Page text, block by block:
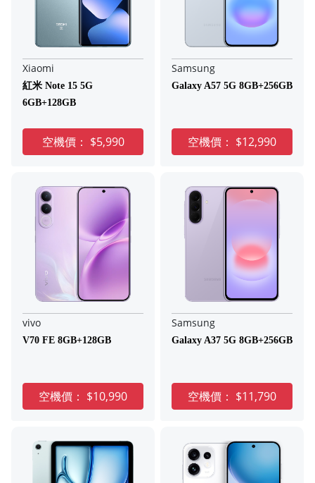
Xiaomi
紅米 Note 15 5G
6GB+128GB
空機價： $5,990
Samsung
Galaxy A57 5G 8GB+256GB
空機價： $12,990
vivo
V70 FE 8GB+128GB
空機價： $10,990
Samsung
Galaxy A37 5G 8GB+256GB
空機價： $11,790